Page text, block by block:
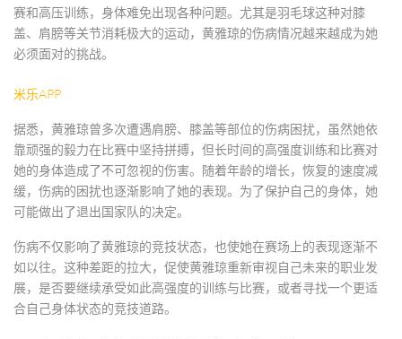
赛和高压训练，身体难免出现各种问题。尤其是羽毛球这种对膝
盖、肩膀等关节消耗极大的运动，黄雅琼的伤病情况越来越成为她
必须面对的挑战。
米乐APP
据悉，黄雅琼曾多次遭遇肩膀、膝盖等部位的伤病困扰，虽然她依
靠顽强的毅力在比赛中坚持拼搏，但长时间的高强度训练和比赛对
她的身体造成了不可忽视的伤害。随着年龄的增长，恢复的速度减
缓，伤病的困扰也逐渐影响了她的表现。为了保护自己的身体，她
可能做出了退出国家队的决定。
伤病不仅影响了黄雅琼的竞技状态，也使她在赛场上的表现逐渐不
如以往。这种差距的拉大，促使黄雅琼重新审视自己未来的职业发
展，是否要继续承受如此高强度的训练与比赛，或者寻找一个更适
合自己身体状态的竞技道路。